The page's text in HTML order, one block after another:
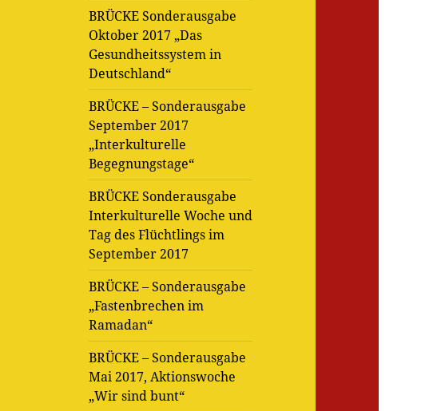
BRÜCKE Sonderausgabe
Oktober 2017 „Das
Gesundheitssystem in
Deutschland“
BRÜCKE – Sonderausgabe
September 2017
„Interkulturelle
Begegnungstage“
BRÜCKE Sonderausgabe
Interkulturelle Woche und
Tag des Flüchtlings im
September 2017
BRÜCKE – Sonderausgabe
„Fastenbrechen im
Ramadan“
BRÜCKE – Sonderausgabe
Mai 2017, Aktionswoche
„Wir sind bunt“